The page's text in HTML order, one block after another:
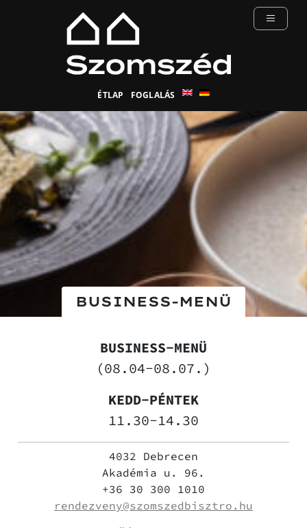
ÉTLAP FOGLALÁS
BUSINESS-MENÜ
BUSINESS-MENÜ
(08.04-08.07.)
KEDD-PÉNTEK
11.30-14.30
4032 Debrecen
Akadémia u. 96.
+36 30 300 1010
rendezveny@szomszedbisztro.hu